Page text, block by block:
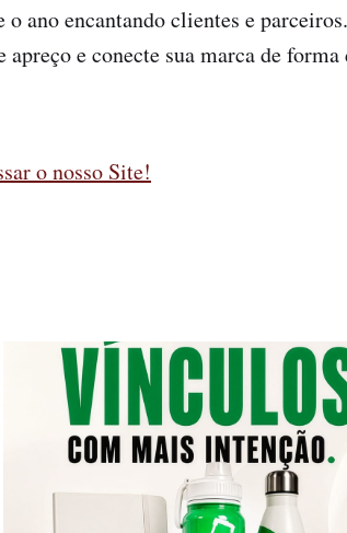
ano encantando clientes e
apreço e conecte sua marca de
o nosso Site!